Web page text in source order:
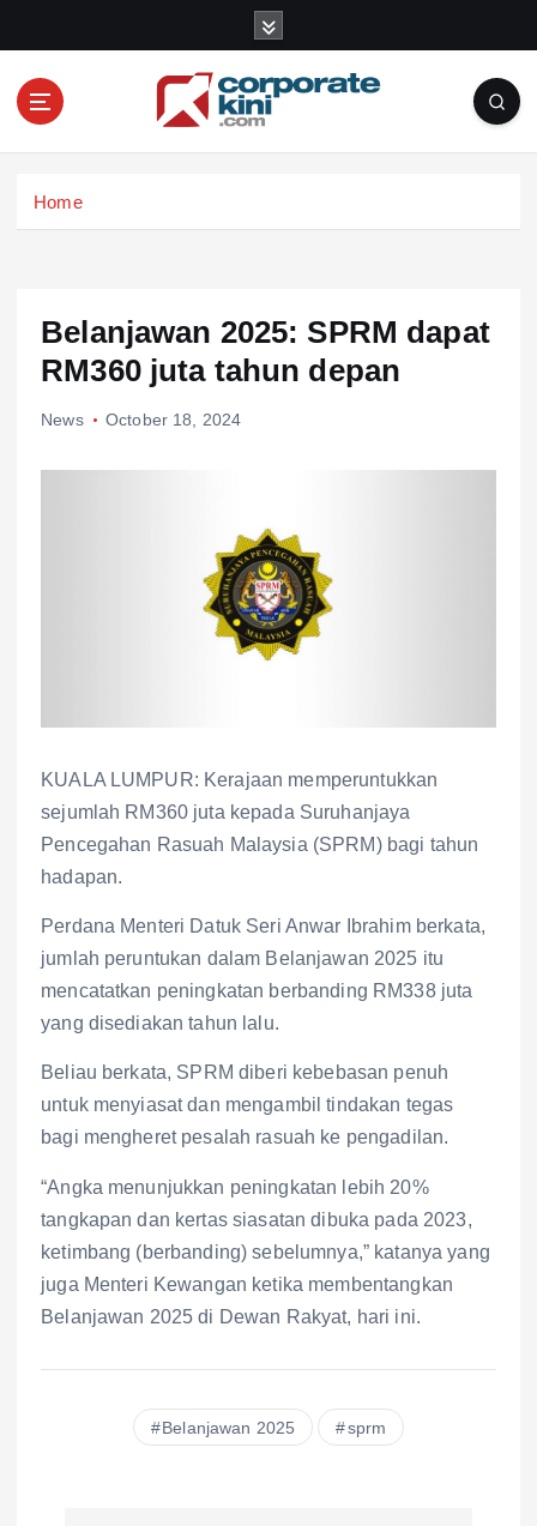
o
Home
Belanjawan 2025: SPRM dapat
RM360 juta tahun depan
News October 18, 2024
KUALA LUMPUR: Kerajaan memperuntukkan
sejumlah RM360 juta kepada Suruhanjaya
Pencegahan Rasuah Malaysia (SPRM) bagi tahun
hadapan.
Perdana Menteri Datuk Seri Anwar Ibrahim berkata,
jumlah peruntukan dalam Belanjawan 2025 itu
mencatatkan peningkatan berbanding RM338 juta
yang disediakan tahun lalu.
Beliau berkata, SPRM diberi kebebasan penuh
untuk menyiasat dan mengambil tindakan tegas
bagi mengheret pesalah rasuah ke pengadilan.
“Angka menunjukkan peningkatan lebih 20%
tangkapan dan kertas siasatan dibuka pada 2023,
ketimbang (berbanding) sebelumnya,” katanya yang
juga Menteri Kewangan ketika membentangkan
Belanjawan 2025 di Dewan Rakyat, hari ini.
Belanjawan 2025 sprm